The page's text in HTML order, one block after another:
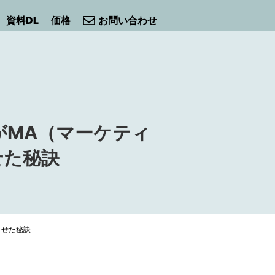
資料DL 価格 お問い合わせ
（マーケティ
秘訣
た秘訣